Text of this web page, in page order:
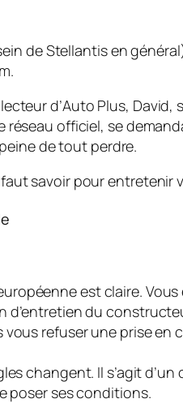
de Stellantis en
d’Auto Plus, David,
réseau officiel, se
de tout perdre.
savoir pour
est claire.
du
refuser une prise
changent. Il s’agit
poser ses conditions.